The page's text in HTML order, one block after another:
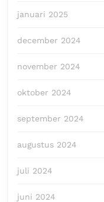
januari 2025
december 2024
november 2024
oktober 2024
september 2024
augustus 2024
juli 2024
juni 2024